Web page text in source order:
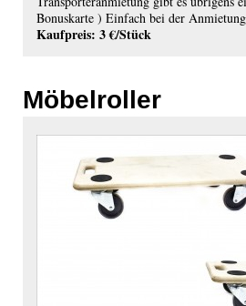
Bonuskarte ) Einfach bei der
Kaufpreis: 3 €/Stück
Möbelroller